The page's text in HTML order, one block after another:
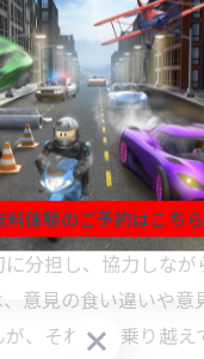
という業種では、
制作といったプロジェ
ます。しかし、技術
な要素です。本教室
トに取り組む中で、
、個人レッスンだけ
ことを意味します。
分担し、協力しなが
意見の食い違いや意
、それらを乗り越え
料体験のご予約はこちら
料体験のご予約はこちら
料体験のご予約はこちら